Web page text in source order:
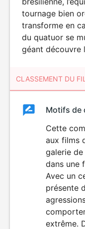
tournage bien
transforme en
du quatuor se
géant découvre
CLASSEMENT DU
Classement
Motifs de
Cette
aux films
galerie
dans une
Avec un
présente
extrême.